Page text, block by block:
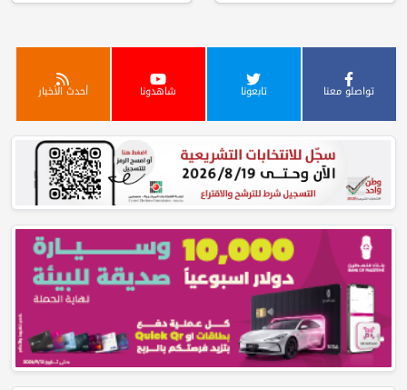
تواصلو معنا تابعونا شاهدونا أحدث الأخبار